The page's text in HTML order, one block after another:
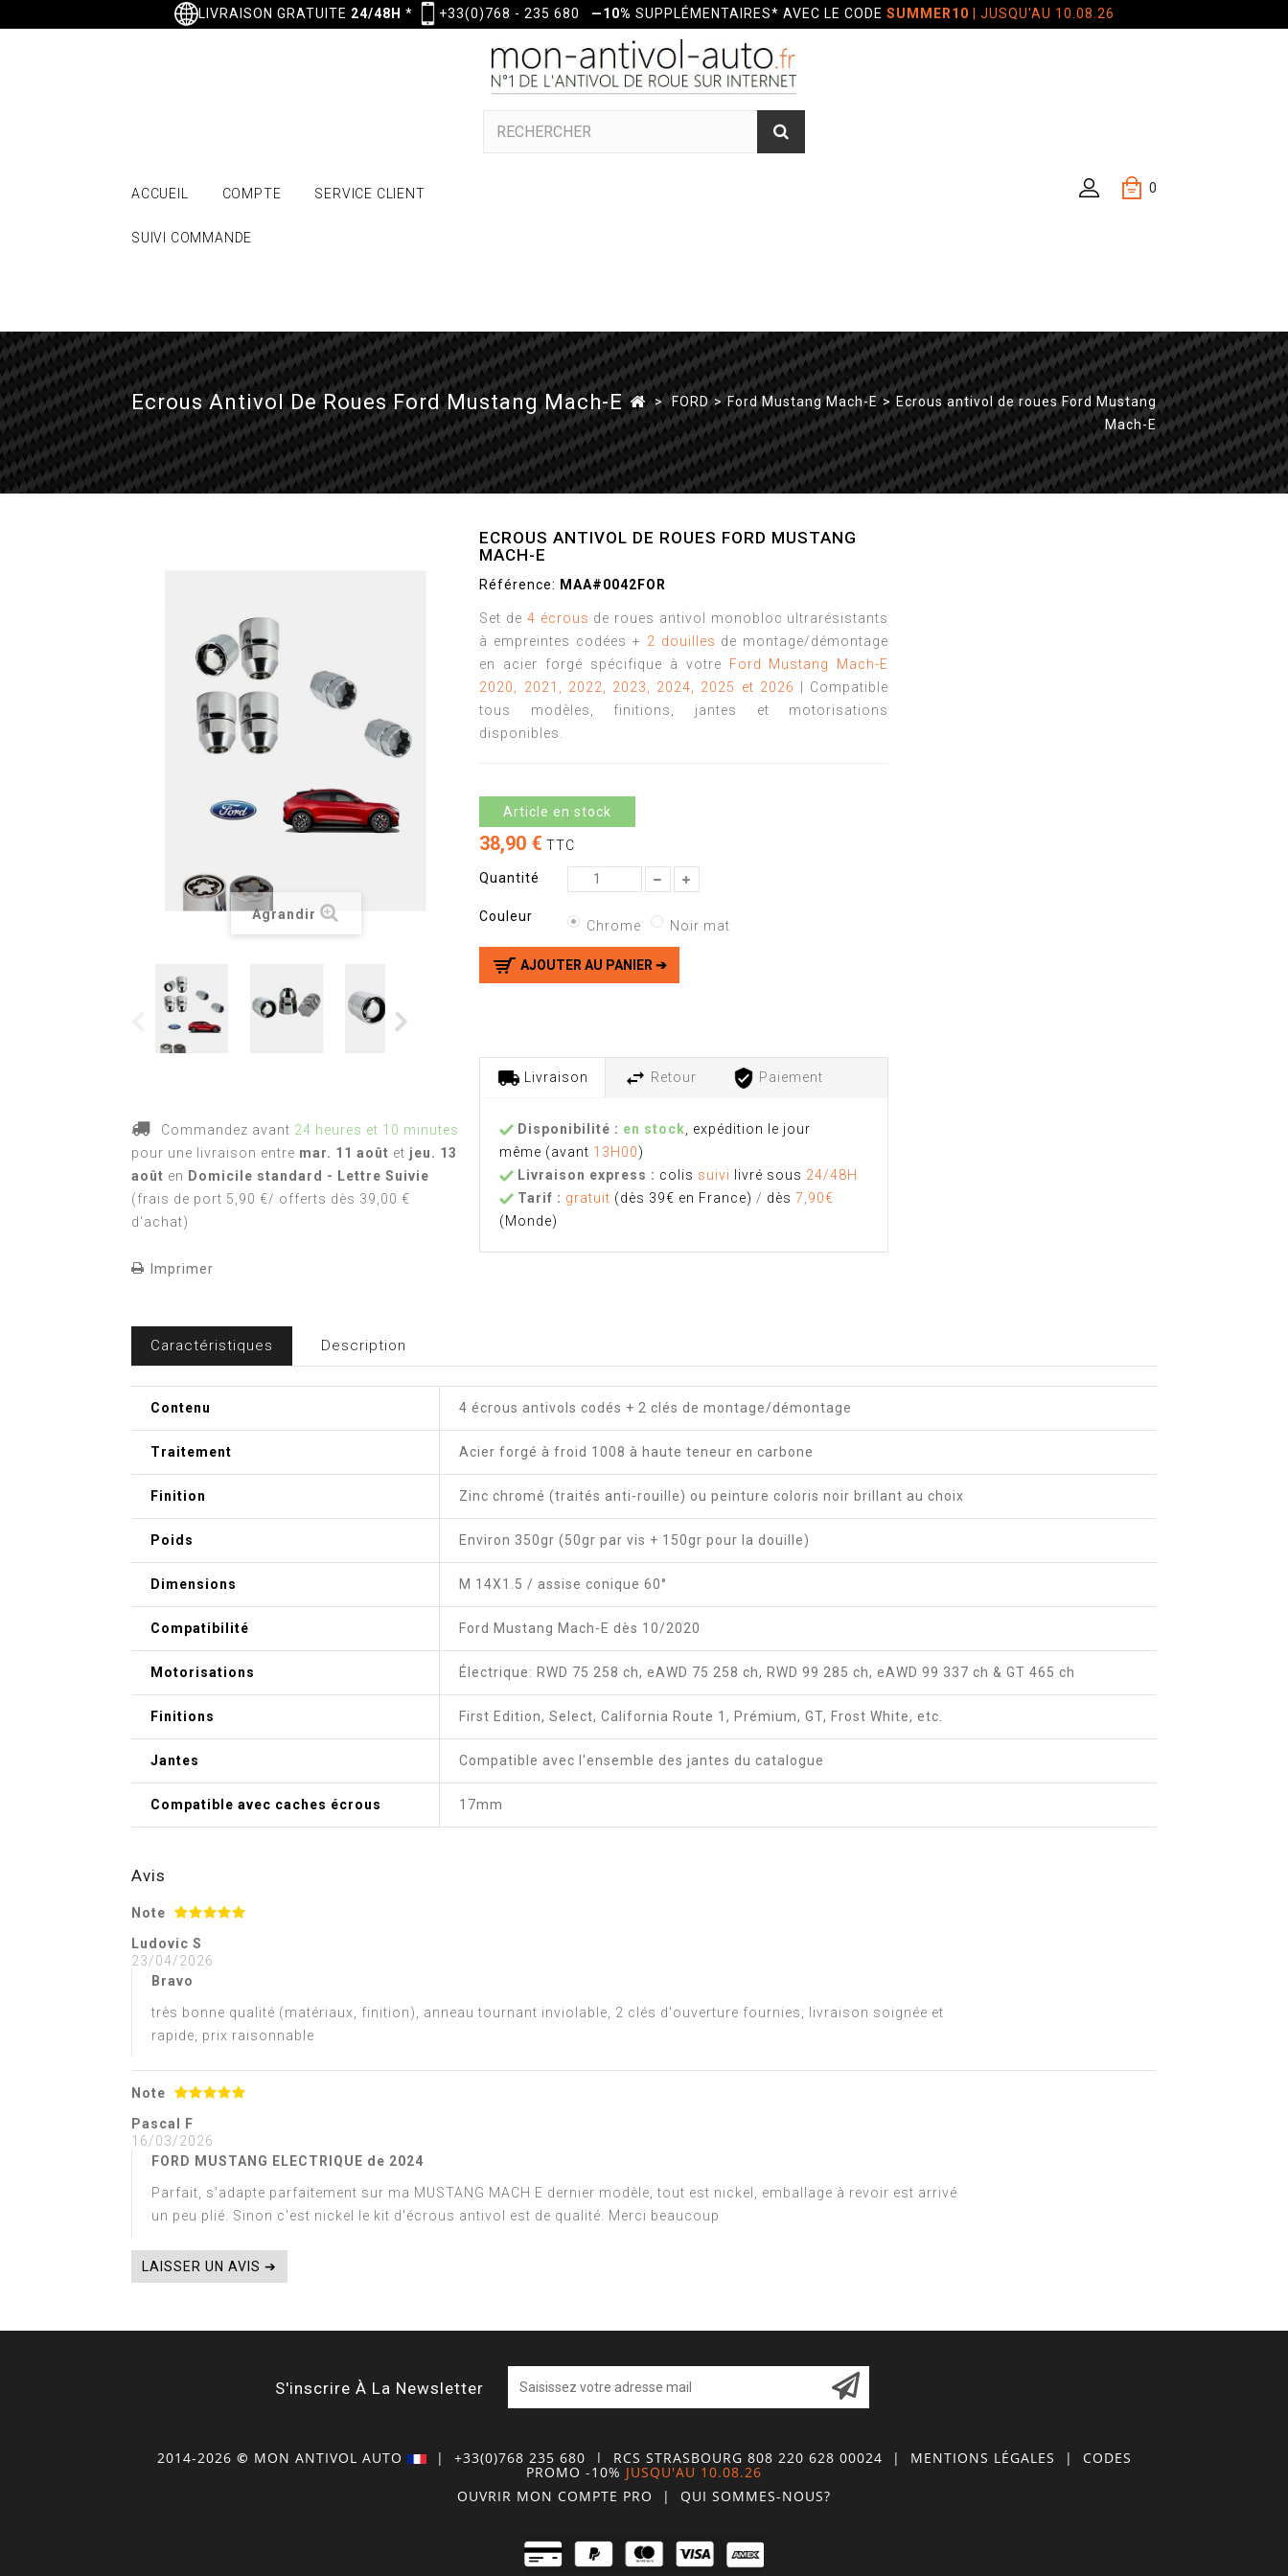
LIVRAISON GRATUITE 24/48H * +33(0)768 - 235 680 —10% SUPPLÉMENTAIRES* AVEC LE CODE SUMMER10 | JUSQU'AU 10.08.26
0
ACCUEIL COMPTE SERVICE CLIENT
SUIVI COMMANDE
Ecrous Antivol De Roues Ford Mustang Mach-E > FORD > Ford Mustang Mach-E > Ecrous antivol de roues Ford Mustang
Mach-E
Agrandir
Commandez avant 24 heures et 10 minutes
pour une livraison entre mar. 11 août et jeu. 13
août en Domicile standard - Lettre Suivie
(frais de port 5,90 €/ offerts dès 39,00 €
d'achat)
Imprimer
ECROUS ANTIVOL DE ROUES FORD MUSTANG
MACH-E
Référence: MAA#0042FOR
Set de 4 écrous de roues antivol monobloc ultrarésistants
à empreintes codées + 2 douilles de montage/démontage
en acier forgé spécifique à votre Ford Mustang Mach-E
2020, 2021, 2022, 2023, 2024, 2025 et 2026
| Compatible
tous modèles, finitions, jantes et motorisations
disponibles.
Article en stock
38,90 € TTC
Quantité
Couleur
Chrome Noir mat
AJOUTER AU PANIER ➔
Livraison Retour Paiement
Disponibilité : en stock , expédition le jour
même (avant 13H00)
Livraison express : colis suivi livré sous 24/48H
Tarif : gratuit (dès 39€ en France) / dès 7,90€
(Monde)
Caractéristiques Description
Contenu 4 écrous antivols codés + 2 clés de montage/démontage
Traitement Acier forgé à froid 1008 à haute teneur en carbone
Finition Zinc chromé (traités anti-rouille) ou peinture coloris noir brillant au choix
Poids Environ 350gr (50gr par vis + 150gr pour la douille)
Dimensions M 14X1.5 / assise conique 60°
Compatibilité Ford Mustang Mach-E dès 10/2020
Motorisations Électrique: RWD 75 258 ch, eAWD 75 258 ch, RWD 99 285 ch, eAWD 99 337 ch & GT 465 ch
Finitions First Edition, Select, California Route 1, Prémium, GT, Frost White, etc.
Jantes Compatible avec l'ensemble des jantes du catalogue
Compatible avec caches écrous 17mm
Avis
Note
Ludovic S
23/04/2026
Bravo
très bonne qualité (matériaux, finition), anneau tournant inviolable, 2 clés d'ouverture fournies, livraison soignée et
rapide, prix raisonnable
Note
Pascal F
16/03/2026
FORD MUSTANG ELECTRIQUE de 2024
Parfait, s'adapte parfaitement sur ma MUSTANG MACH E dernier modèle, tout est nickel, emballage à revoir est arrivé
un peu plié. Sinon c'est nickel le kit d'écrous antivol est de qualité. Merci beaucoup
LAISSER UN AVIS ➔
S'inscrire À La Newsletter
2014-2026 © MON ANTIVOL AUTO | +33(0)768 235 680 | RCS STRASBOURG 808 220 628 00024 | MENTIONS LÉGALES | CODES
PROMO -10% JUSQU'AU 10.08.26
OUVRIR MON COMPTE PRO | QUI SOMMES-NOUS?